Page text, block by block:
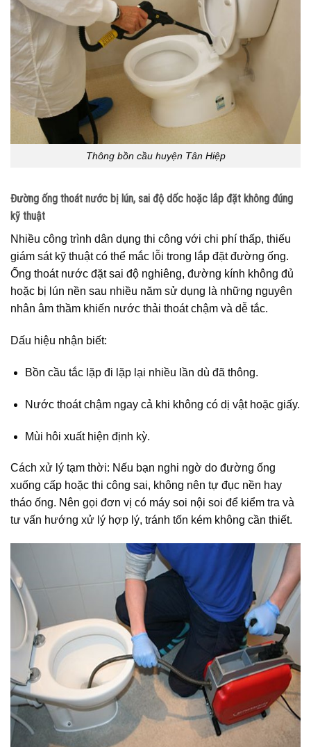
Thông bồn cầu huyện Tân Hiệp
Đường ống thoát nước bị lún, sai độ dốc hoặc lắp đặt không đúng
kỹ thuật
Nhiều công trình dân dụng thi công với chi phí thấp, thiếu
giám sát kỹ thuật có thể mắc lỗi trong lắp đặt đường ống.
Ống thoát nước đặt sai độ nghiêng, đường kính không đủ
hoặc bị lún nền sau nhiều năm sử dụng là những nguyên
nhân âm thầm khiến nước thải thoát chậm và dễ tắc.
Dấu hiệu nhận biết:
Bồn cầu tắc lặp đi lặp lại nhiều lần dù đã thông.
Nước thoát chậm ngay cả khi không có dị vật hoặc giấy.
Mùi hôi xuất hiện định kỳ.
Cách xử lý tạm thời: Nếu bạn nghi ngờ do đường ống
xuống cấp hoặc thi công sai, không nên tự đục nền hay
tháo ống. Nên gọi đơn vị có máy soi nội soi để kiểm tra và
tư vấn hướng xử lý hợp lý, tránh tốn kém không cần thiết.